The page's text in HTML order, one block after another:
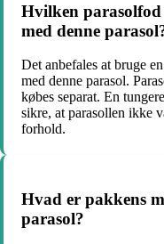
Hvilken parasolfod
med denne
Det anbefales at bruge
med denne parasol.
købes separat. En
sikre, at parasollen ikke
forhold.
Hvad er pakkens
parasol?